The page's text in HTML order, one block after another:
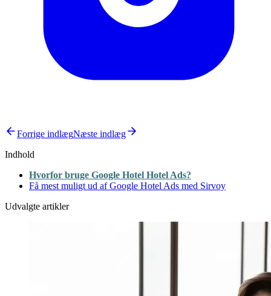
Forrige indlægNæste indlæg
Indhold
Hvorfor bruge Google Hotel Hotel Ads?
Få mest muligt ud af Google Hotel Ads med Sirvoy
Udvalgte artikler